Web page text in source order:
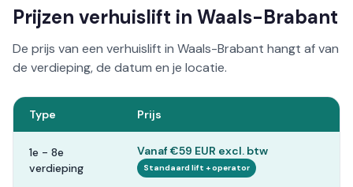
Prijzen verhuislift in Waals-Brabant
De prijs van een verhuislift in Waals-Brabant hangt af van
de verdieping, de datum en je locatie.
Type Prijs
1e - 8e
verdieping
Vanaf €59 EUR excl. btw
Standaard lift + operator